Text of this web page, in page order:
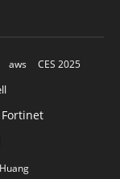
aws
CES 2025
Fortinet